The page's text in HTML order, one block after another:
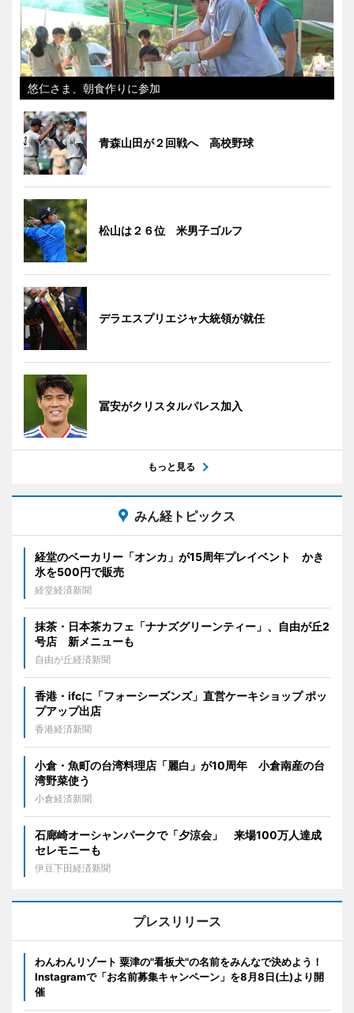
悠仁さま、朝食作りに参加
青森山田が２回戦へ 高校野球
松山は２６位 米男子ゴルフ
デラエスプリエジャ大統領が就任
冨安がクリスタルパレス加入
もっと見る
みん経トピックス
経堂のベーカリー「オンカ」が15周年プレイベント かき
氷を500円で販売
経堂経済新聞
抹茶・日本茶カフェ「ナナズグリーンティー」、自由が丘2
号店 新メニューも
自由が丘経済新聞
香港・ifcに「フォーシーズンズ」直営ケーキショップ ポッ
プアップ出店
香港経済新聞
小倉・魚町の台湾料理店「麗白」が10周年 小倉南産の台
湾野菜使う
小倉経済新聞
石廊崎オーシャンパークで「夕涼会」 来場100万人達成
セレモニーも
伊豆下田経済新聞
プレスリリース
わんわんリゾート 粟津の"看板犬"の名前をみんなで決めよう！
Instagramで「お名前募集キャンペーン」を8月8日(土)より開
催